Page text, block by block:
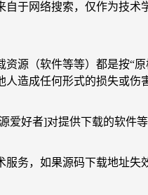
自于网络搜索，仅作为技
资源（软件等等）都是按“
人造成任何形式的损失或伤
爱好者]对提供下载的软件
务，如果源码下载地址失